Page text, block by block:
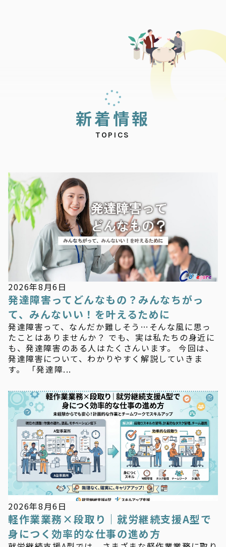
新着情報
TOPICS
新着情報
2026年8月6日
発達障害ってどんなもの？みんなちがっ
て、みんないい！を叶えるために
発達障害って、なんだか難しそう…そんな風に思っ
たことはありませんか？ でも、実は私たちの身近に
も、発達障害のある人はたくさんいます。 今回は、
発達障害について、わかりやすく解説していきま
す。 「発達障...
新着情報
2026年8月6日
軽作業業務×段取り｜就労継続支援A型で
身につく効率的な仕事の進め方